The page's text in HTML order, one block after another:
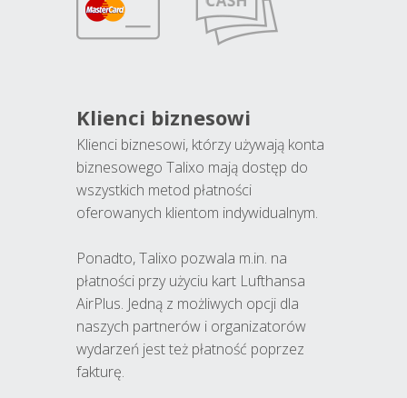
Klienci biznesowi
Klienci biznesowi, którzy używają konta
biznesowego Talixo mają dostęp do
wszystkich metod płatności
oferowanych klientom indywidualnym.
Ponadto, Talixo pozwala m.in. na
płatności przy użyciu kart Lufthansa
AirPlus. Jedną z możliwych opcji dla
naszych partnerów i organizatorów
wydarzeń jest też płatność poprzez
fakturę.